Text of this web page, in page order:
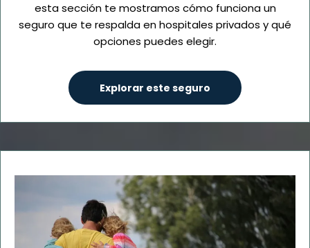
esta sección te mostramos cómo funciona un
seguro que te respalda en hospitales privados y qué
opciones puedes elegir.
Explorar este seguro